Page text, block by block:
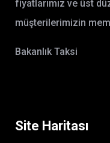
fiyatlarımız ve üst
müşterilerimizin
Bakanlık Taksi
Site Haritası